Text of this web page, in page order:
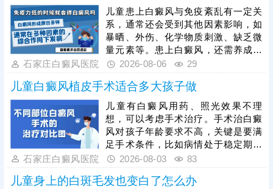
成，有效淡化、消退面部白斑，且不
会损伤周边正常皮肤，安全性适配儿
童娇嫩肌肤。儿童面部治疗需严格把
控激光剂量，同时需坚持规律照射治
疗，白癜风恢复周期较长，规律疗程
治疗才能稳固疗效，杜绝白斑反复。
儿童患上白癜风与免疫紊乱有一定关
系，通常还会受到其他因素影响，如
暴晒、外伤、化学物质刺激、缺乏微
量元素等。患上白癜风，还需养成健
康生活习惯，规律作息，均衡饮食，
能，为白斑复色助力。另一方面，要
重视规范治疗，在医生指导下个性化
用药、照光，促进黑色素细胞修复、
恢复活性，令表皮黑色素再分泌，使
肤色渐趋正常。
石家庄白癜风医院 2026-08-06 29
儿童白癜风植皮手术适合多大孩子做
儿童有白癜风用药、照光效果不理
想，可以考虑手术治疗。手术治白癜
风对孩子年龄要求不高，关键是要满
足手术条件，比如病情处于稳定期、
非外伤型白癜风、非瘢痕体质，术前
需进行完善检查。另外，目前有新型
的手术方法被应用到白癜风临床治疗
石家庄白癜风医院 2026-08-03 83
儿童身上的白斑毛发也变白了怎么办